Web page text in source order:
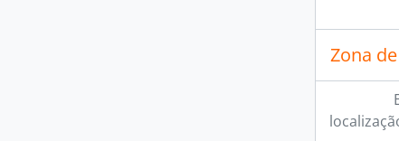
Zona